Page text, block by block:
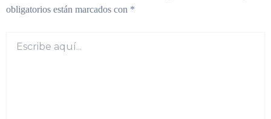
obligatorios están marcados con *
aquí...